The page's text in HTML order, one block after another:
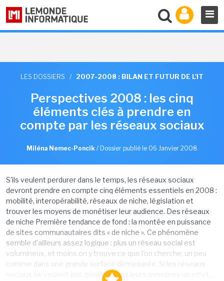
LES DOSSIERS / 2007-2008 : BILAN ET FUTUR DE L'IT
Perspectives 2008 : les cinq
éléments clés à prendre en
compte par les réseaux sociaux
Miléna Nemec-Poncik / Dossier publié le 06 Janvier 2008
S'ils veulent perdurer dans le temps, les réseaux sociaux
devront prendre en compte cinq éléments essentiels en 2008 :
mobilité, interopérabilité, réseaux de niche, législation et
trouver les moyens de monétiser leur audience. Des réseaux
de niche Première tendance de fond : la montée en puissance
de sites communautaires dits « de niche ». Ce phénomène
semble d'ailleurs assez logique : plus un réseau social est
volumineux, et moins on y trouve ce que l'on cherche, un peu
comme dans une grande surface démesurée. Si les réseaux
sociaux ne veulent pas générer chez leurs membres un effet...